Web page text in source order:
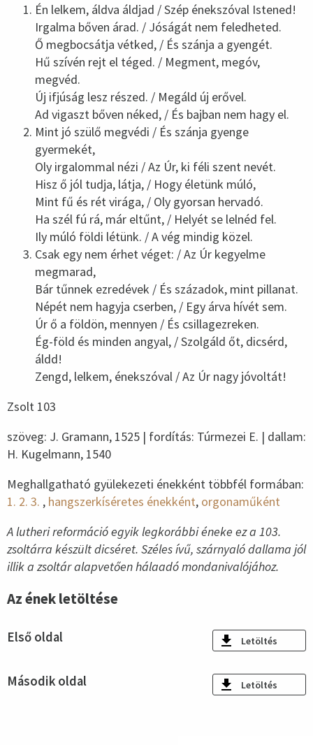
Én lelkem, áldva áldjad / Szép énekszóval Istened!
Irgalma bőven árad. / Jóságát nem feledheted.
Ő megbocsátja vétked, / És szánja a gyengét.
Hű szívén rejt el téged. / Megment, megóv,
megvéd.
Új ifjúság lesz részed. / Megáld új erővel.
Ad vigaszt bőven néked, / És bajban nem hagy el.
Mint jó szülő megvédi / És szánja gyenge
gyermekét,
Oly irgalommal nézi / Az Úr, ki féli szent nevét.
Hisz ő jól tudja, látja, / Hogy életünk múló,
Mint fű és rét virága, / Oly gyorsan hervadó.
Ha szél fú rá, már eltűnt, / Helyét se lelnéd fel.
Ily múló földi létünk. / A vég mindig közel.
Csak egy nem érhet véget: / Az Úr kegyelme
megmarad,
Bár tűnnek ezredévek / És századok, mint pillanat.
Népét nem hagyja cserben, / Egy árva hívét sem.
Úr ő a földön, mennyen / És csillagezreken.
Ég-föld és minden angyal, / Szolgáld őt, dicsérd,
áldd!
Zengd, lelkem, énekszóval / Az Úr nagy jóvoltát!
Zsolt 103
szöveg: J. Gramann, 1525 | fordítás: Túrmezei E. | dallam:
H. Kugelmann, 1540
Meghallgatható gyülekezeti énekként többfél formában:
1. 2. 3. , hangszerkíséretes énekként, orgonaműként
A lutheri reformáció egyik legkorábbi éneke ez a 103.
zsoltárra készült dicséret. Széles ívű, szárnyaló dallama jól
illik a zsoltár alapvetően hálaadó mondanivalójához.
Az ének letöltése
Első oldal Letöltés
Második oldal Letöltés